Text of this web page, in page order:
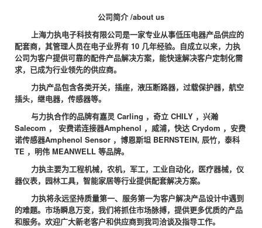
公司简介 /about us
上海力执电子科技有限公司是一家专业从事低压电器产品供应的
配套商，其管理人员在电子业界有 10 几年经验。自成立以来，力执
公司为客户提供可靠的配件产品解决方案，能快速解决客户定制化需
求，已成为行业领先的供应商。
力执产品包含各类开关，插座，液压断路器，过载保护器，航空
插头，继电器，传感器等。
与力执合作的品牌有嘉灵 Carling ，奇立 CHILY ，兴瀚
Salecom ， 安费诺连接器Amphenol ， 威浦，快达 Crydom ，安费
诺传感器Amphenol Sensor ，博恩斯坦 BERNSTEIN, 辰竹，泰科
TE ，明伟 MEANWELL 等品牌。
力执主要为工程机械，农机，军工，工业自动化，医疗器械，仪
器仪表，园林工具，智能家居等行业提供配套解决方案。
力执将永远坚持质量第一、服务第一为客户解决产品设计中遇到
的难题。市场瞬息万变，我们将抓住市场脉搏，提供更多优质的产品
和服务。欢迎广大新老客户和供应商到我司洽谈及指导工作。